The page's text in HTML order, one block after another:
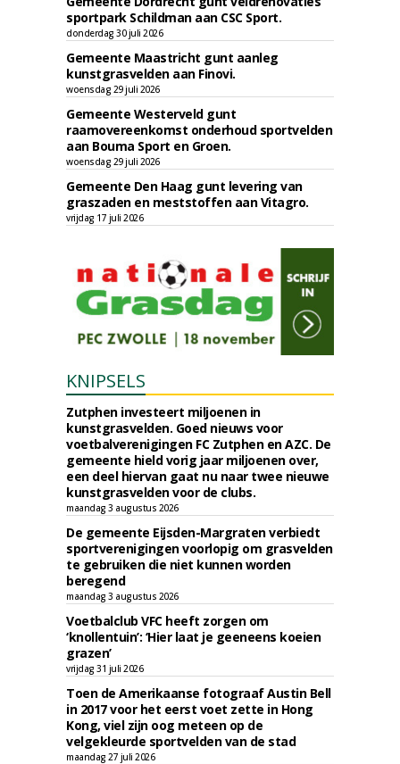
sportpark Schildman aan CSC Sport.
donderdag 30 juli 2026
Gemeente Maastricht gunt aanleg
kunstgrasvelden aan Finovi.
woensdag 29 juli 2026
Gemeente Westerveld gunt
raamovereenkomst onderhoud sportvelden
aan Bouma Sport en Groen.
woensdag 29 juli 2026
Gemeente Den Haag gunt levering van
graszaden en meststoffen aan Vitagro.
vrijdag 17 juli 2026
KNIPSELS
Zutphen investeert miljoenen in
kunstgrasvelden. Goed nieuws voor
voetbalverenigingen FC Zutphen en AZC. De
gemeente hield vorig jaar miljoenen over,
een deel hiervan gaat nu naar twee nieuwe
kunstgrasvelden voor de clubs.
maandag 3 augustus 2026
De gemeente Eijsden-Margraten verbiedt
sportverenigingen voorlopig om grasvelden
te gebruiken die niet kunnen worden
beregend
maandag 3 augustus 2026
Voetbalclub VFC heeft zorgen om
‘knollentuin’: ‘Hier laat je geeneens koeien
grazen’
vrijdag 31 juli 2026
Toen de Amerikaanse fotograaf Austin Bell
in 2017 voor het eerst voet zette in Hong
Kong, viel zijn oog meteen op de
velgekleurde sportvelden van de stad
maandag 27 juli 2026